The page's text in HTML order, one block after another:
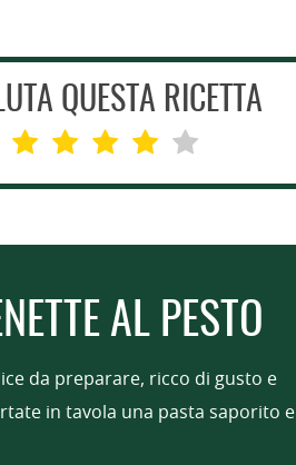
QUESTA RICETTA
AL PESTO
da preparare, ricco di gusto e
in tavola una pasta saporito e